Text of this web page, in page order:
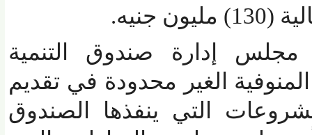
إدارة صندوق التنمية
الغير محدودة في تقديم
التي ينفذها الصندوق